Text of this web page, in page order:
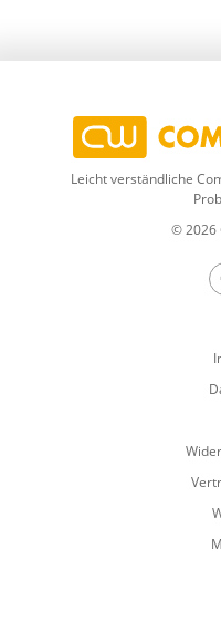
Leicht verständliche
© 2026